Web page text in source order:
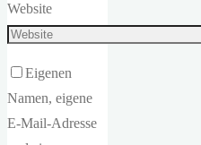
Website
Eigenen
Namen, eigene
E-Mail-Adresse